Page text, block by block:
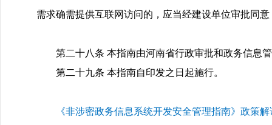
需求确需提供互联网访问的，应当经建设单位审批同
第二十八条 本指南由河南省行政审批和政务信息管
第二十九条 本指南自印发之日起施行。
《非涉密政务信息系统开发安全管理指南》政策解